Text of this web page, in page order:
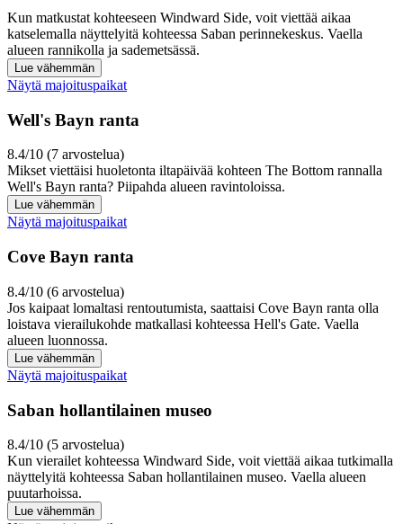
Kun matkustat kohteeseen Windward Side, voit viettää aikaa
katselemalla näyttelyitä kohteessa Saban perinnekeskus. Vaella
alueen rannikolla ja sademetsässä.
Lue vähemmän
Näytä majoituspaikat
Well's Bayn ranta
8.4/10 (7 arvostelua)
Mikset viettäisi huoletonta iltapäivää kohteen The Bottom rannalla
Well's Bayn ranta? Piipahda alueen ravintoloissa.
Lue vähemmän
Näytä majoituspaikat
Cove Bayn ranta
8.4/10 (6 arvostelua)
Jos kaipaat lomaltasi rentoutumista, saattaisi Cove Bayn ranta olla
loistava vierailukohde matkallasi kohteessa Hell's Gate. Vaella
alueen luonnossa.
Lue vähemmän
Näytä majoituspaikat
Saban hollantilainen museo
8.4/10 (5 arvostelua)
Kun vierailet kohteessa Windward Side, voit viettää aikaa tutkimalla
näyttelyitä kohteessa Saban hollantilainen museo. Vaella alueen
puutarhoissa.
Lue vähemmän